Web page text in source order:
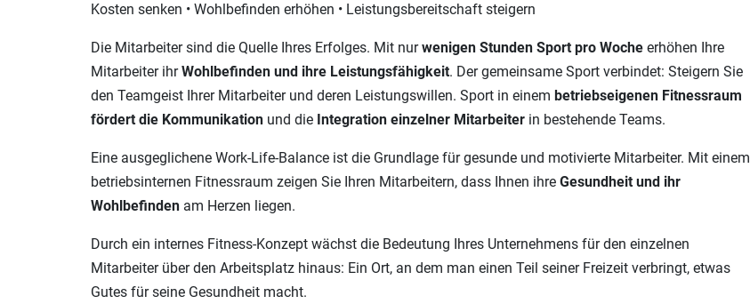
Kosten senken • Wohlbefinden erhöhen • Leistungsbereitschaft steigern
Die Mitarbeiter sind die Quelle Ihres Erfolges. Mit nurwenigen Stunden Sport pro Woche erhöhen Ihre
Mitarbeiter ihrWohlbefinden und ihre Leistungsfähigkeit. Der gemeinsame Sport verbindet: Steigern Sie
den Teamgeist Ihrer Mitarbeiter und deren Leistungswillen. Sport in einem betriebseigenen Fitnessraum
fördert die Kommunikation und die Integration einzelner Mitarbeiter in bestehende Teams.
Eine ausgeglichene Work-Life-Balance ist die Grundlage für gesunde und motivierte Mitarbeiter. Mit einem
betriebsinternen Fitnessraum zeigen Sie Ihren Mitarbeitern, dass Ihnen ihre Gesundheit und ihr
Wohlbefinden am Herzen liegen.
Durch ein internes Fitness-Konzept wächst die Bedeutung Ihres Unternehmens für den einzelnen
Mitarbeiter über den Arbeitsplatz hinaus: Ein Ort, an dem man einen Teil seiner Freizeit verbringt, etwas
Gutes für seine Gesundheit macht.